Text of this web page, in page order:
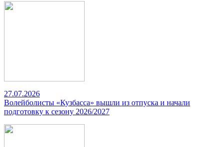
27.07.2026
Волейболисты «Кузбасса» вышли из отпуска и начали
подготовку к сезону 2026/2027